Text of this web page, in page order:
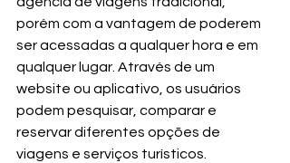
porém com a vantagem de poderem
ser acessadas a qualquer hora e em
qualquer lugar. Através de um
website ou aplicativo, os usuários
podem pesquisar, comparar e
reservar diferentes opções de
viagens e serviços turísticos.